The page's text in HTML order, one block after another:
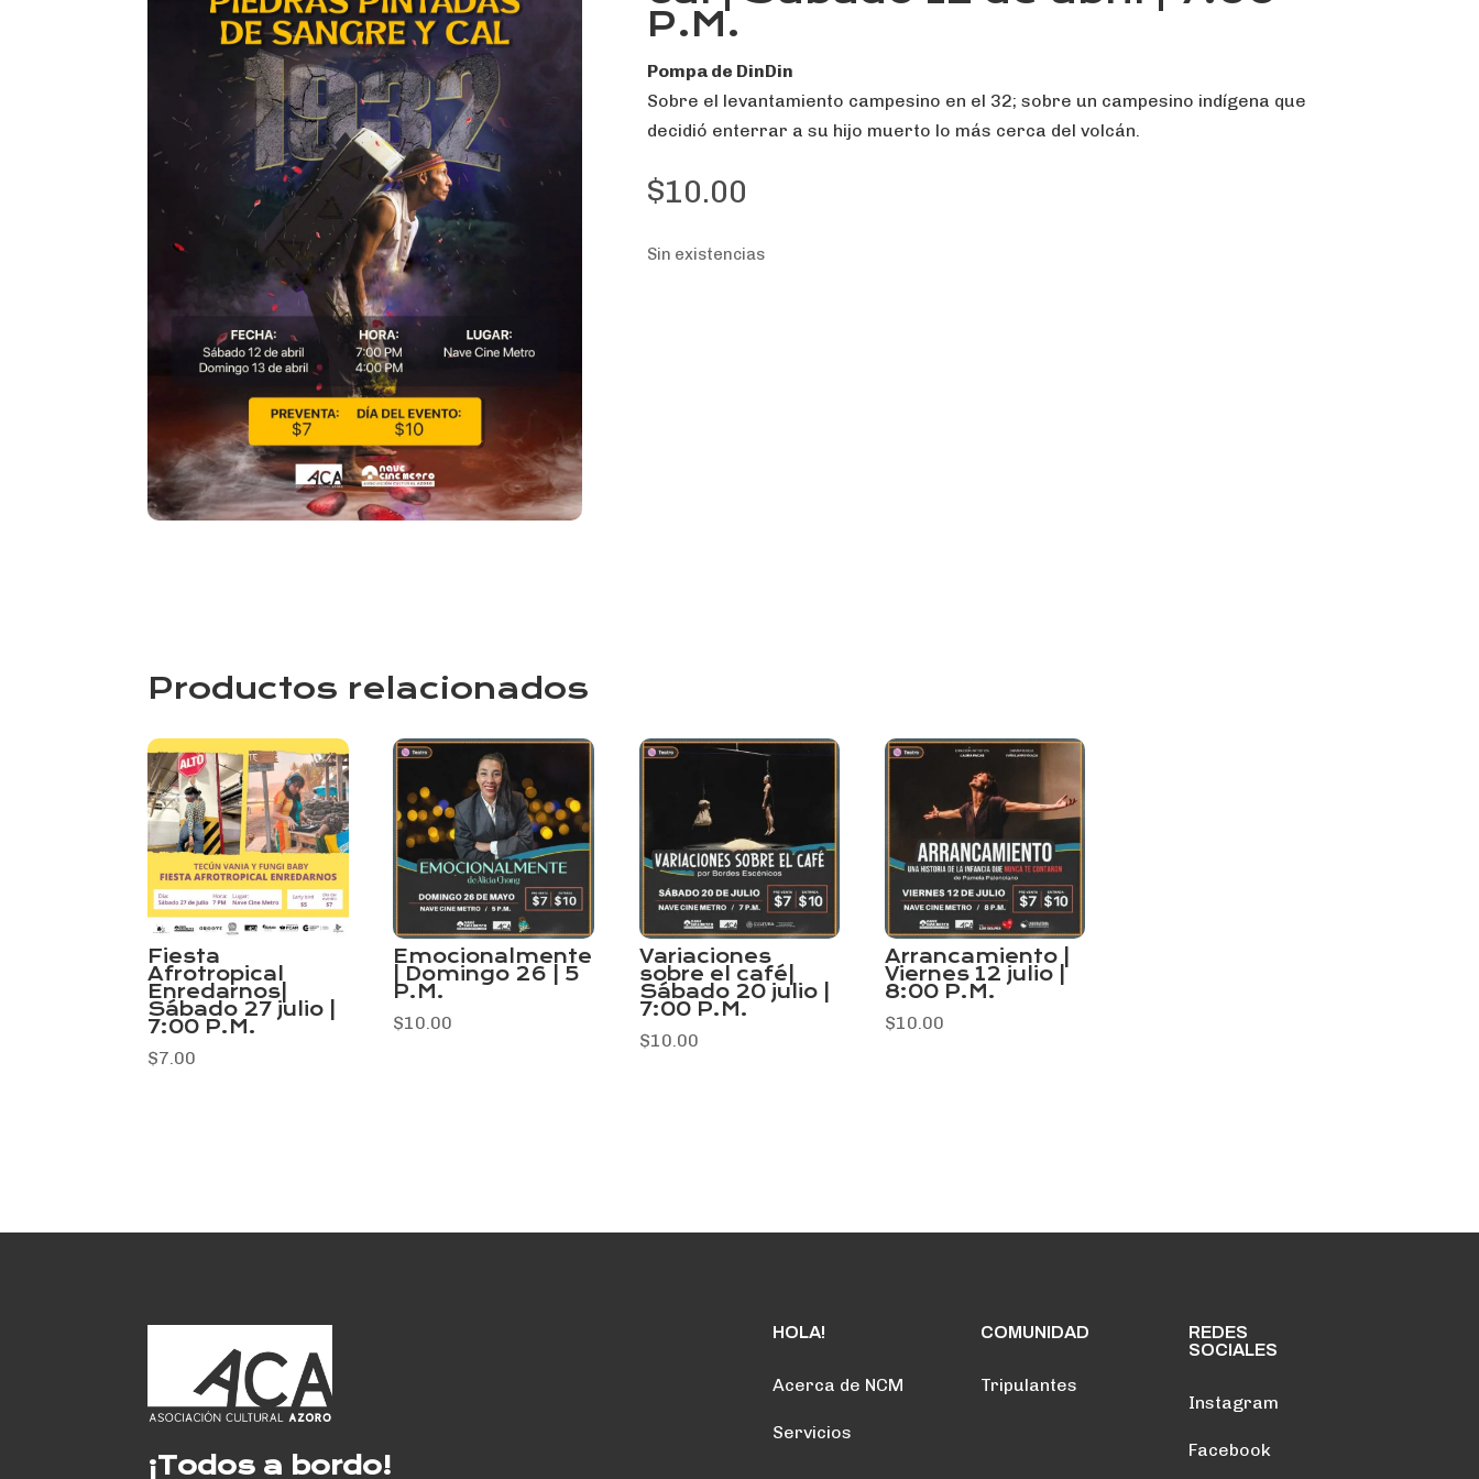
P.M.
Pompa de DinDin
Sobre el levantamiento campesino en el 32; sobre un campesino indígena que
decidió enterrar a su hijo muerto lo más cerca del volcán.
$10.00
Sin existencias
Productos relacionados
Fiesta
Afrotropical
Enredarnos|
Sábado 27 julio |
7:00 P.M.
$7.00
Emocionalmente
| Domingo 26 | 5
P.M.
$10.00
Variaciones
sobre el café|
Sábado 20 julio |
7:00 P.M.
$10.00
Arrancamiento |
Viernes 12 julio |
8:00 P.M.
$10.00
¡Todos a bordo!
HOLA!
Acerca de NCM
Servicios
COMUNIDAD
Tripulantes
REDES
SOCIALES
Instagram
Facebook